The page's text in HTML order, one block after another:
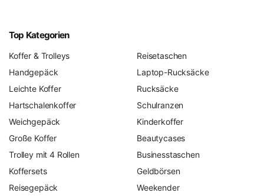
Top Kategorien
Koffer & Trolleys
Handgepäck
Leichte Koffer
Hartschalenkoffer
Weichgepäck
Große Koffer
Trolley mit 4 Rollen
Koffersets
Reisegepäck
Reisetaschen
Laptop-Rucksäcke
Rucksäcke
Schulranzen
Kinderkoffer
Beautycases
Businesstaschen
Geldbörsen
Weekender